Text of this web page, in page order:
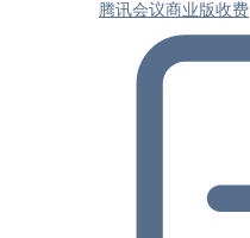
腾讯会议商业版收费